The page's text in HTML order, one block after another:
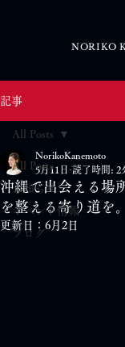
NORIKO
記事
All Posts
お知らせ
イベント情報
ブログ
All Posts
沖縄で出会える場
を整える寄り道を。
NorikoKanemoto
5月11日 読了時間: 2
更新日： 6月2日